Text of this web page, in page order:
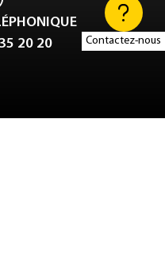
Contactez-nous
20 20